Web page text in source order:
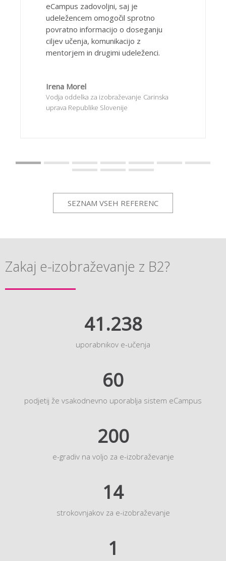
eCampus zadovoljni, saj je
udeležencem omogočil sprotno
povratno informacijo o doseganju
ciljev učenja, komunikacijo z
mentorjem in drugimi udeleženci.
Irena Morel
Vodja oddelka za izobraževanje Carinska
uprava Republike Slovenije
SEZNAM VSEH REFERENC
Zakaj e-izobraževanje z B2?
41.238
uporabnikov e-učenja
60
podjetij že vsakodnevno uporablja sistem eCampus
200
e-gradiv na voljo za e-izobraževanje
14
strokovnjakov za e-izobraževanje
1